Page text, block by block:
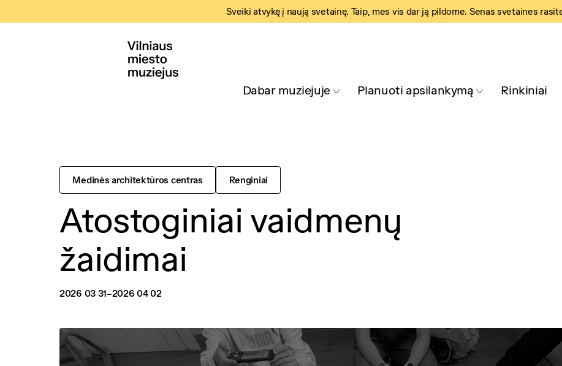
Sveiki atvykę į naują svetainę. Taip, mes vis dar ją pildome. Senas svetaines
Dabar muziejuje Planuoti apsilankymą Rinkiniai
Medinės architektūros centras Renginiai
Atostoginiai vaidmenų
žaidimai
2026 03 31–2026 04 02